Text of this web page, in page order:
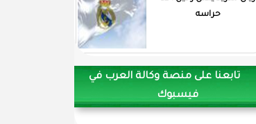
حراسه
تابعنا على منصة وكالة العرب في
فيسبوك